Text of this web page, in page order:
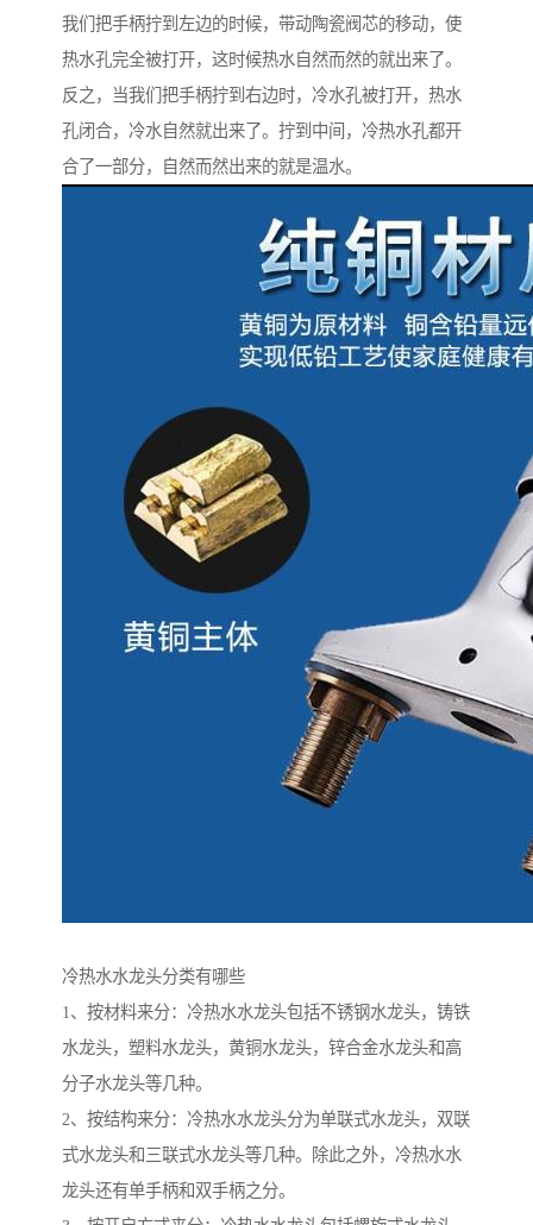
我们把手柄拧到左边的时候，带动陶瓷阀芯的移动，使
热水孔完全被打开，这时候热水自然而然的就出来了。
反之，当我们把手柄拧到右边时，冷水孔被打开，热水
孔闭合，冷水自然就出来了。拧到中间，冷热水孔都开
合了一部分，自然而然出来的就是温水。
冷热水水龙头分类有哪些
1、按材料来分：冷热水水龙头包括不锈钢水龙头，铸铁
水龙头，塑料水龙头，黄铜水龙头，锌合金水龙头和高
分子水龙头等几种。
2、按结构来分：冷热水水龙头分为单联式水龙头，双联
式水龙头和三联式水龙头等几种。除此之外，冷热水水
龙头还有单手柄和双手柄之分。